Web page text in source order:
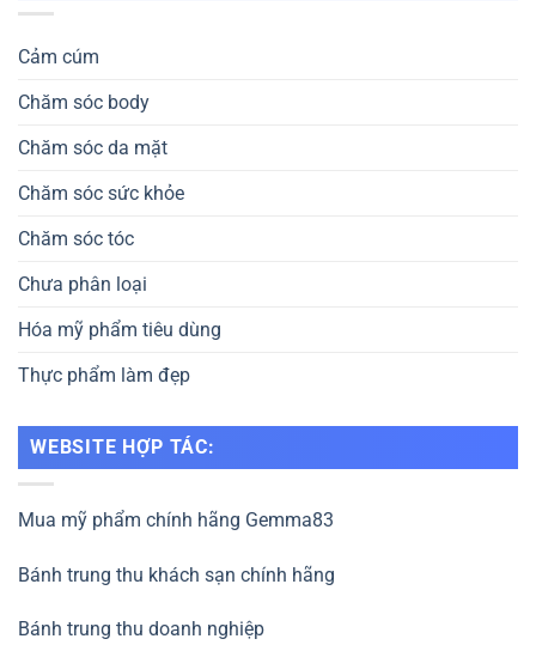
Cảm cúm
Chăm sóc body
Chăm sóc da mặt
Chăm sóc sức khỏe
Chăm sóc tóc
Chưa phân loại
Hóa mỹ phẩm tiêu dùng
Thực phẩm làm đẹp
WEBSITE HỢP TÁC:
Mua mỹ phẩm chính hãng Gemma83
Bánh trung thu khách sạn chính hãng
Bánh trung thu doanh nghiệp